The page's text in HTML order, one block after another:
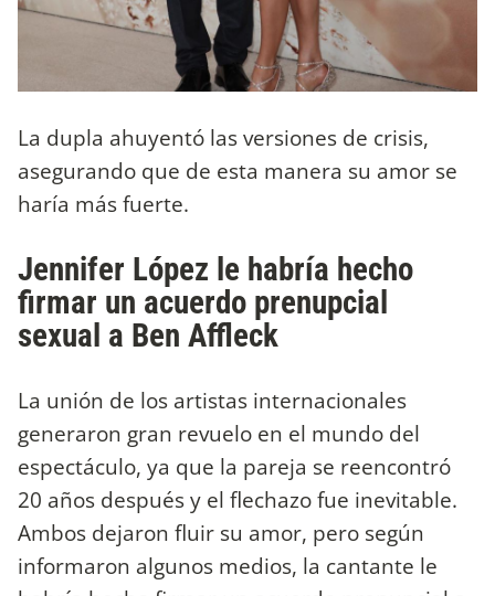
La dupla ahuyentó las versiones de crisis,
asegurando que de esta manera su amor se
haría más fuerte.
Jennifer López le habría hecho
firmar un acuerdo prenupcial
sexual a Ben Affleck
La unión de los artistas internacionales
generaron gran revuelo en el mundo del
espectáculo, ya que la pareja se reencontró
20 años después y el flechazo fue inevitable.
Ambos dejaron fluir su amor, pero según
informaron algunos medios, la cantante le